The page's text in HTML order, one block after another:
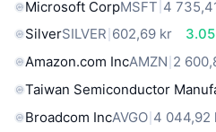
Microsoft CorpMSFT 4
SilverSILVER 602,69 kr
Amazon.com IncAMZN 2
Taiwan Semiconductor
Broadcom IncAVGO 4 044,92